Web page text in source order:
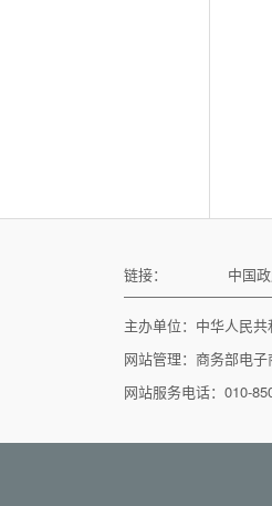
链接： 中国
主办单位：中华人民
网站管理：商务部电
网站服务电话：010-